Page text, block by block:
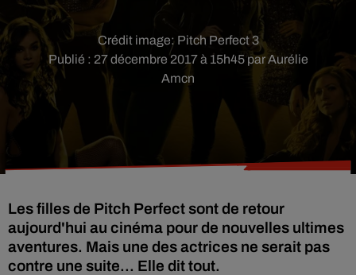
Publié : 27 décembre 2017 à 15h45 par Aurélie
Amcn
Crédit image: Pitch Perfect 3
Les filles de Pitch Perfect sont de retour
aujourd'hui au cinéma pour de nouvelles ultimes
aventures. Mais une des actrices ne serait pas
contre une suite... Elle dit tout.